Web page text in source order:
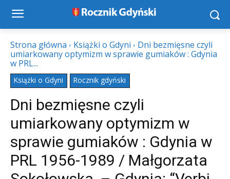
Strona główna Książki o Gdyni
Dni bezmięsne czyli
umiarkowany optymizm w sprawie gumiaków : Gdynia
w PRL...
Książki o Gdyni Rocznik gdyński
Dni bezmięsne czyli
umiarkowany optymizm w
sprawie gumiaków : Gdynia w
PRL 1956-1989 / Małgorzata